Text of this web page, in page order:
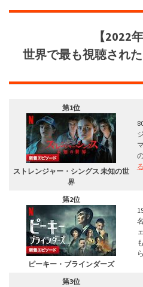
【2022
世界で最も視聴された
第1位
ストレンジャー・シングス 未知の世
界
る
第2位
ピーキー・ブラインダーズ
第3位